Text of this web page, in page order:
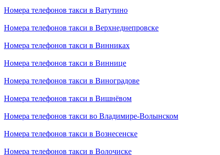
Номера телефонов такси в Ватутино
Номера телефонов такси в Верхнеднепровске
Номера телефонов такси в Винниках
Номера телефонов такси в Виннице
Номера телефонов такси в Виноградове
Номера телефонов такси в Вишнёвом
Номера телефонов такси во Владимире-Волынском
Номера телефонов такси в Вознесенске
Номера телефонов такси в Волочиске